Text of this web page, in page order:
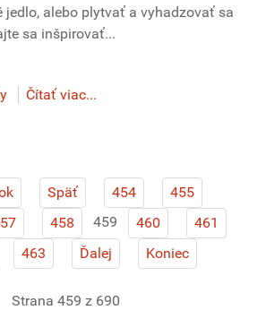
jedlo, alebo plytvať a vyhadzovať sa
sa inšpirovať...
Čítať viac...
Späť 454
455
458 459 460
461
463 Ďalej Koniec
Strana 459 z 690